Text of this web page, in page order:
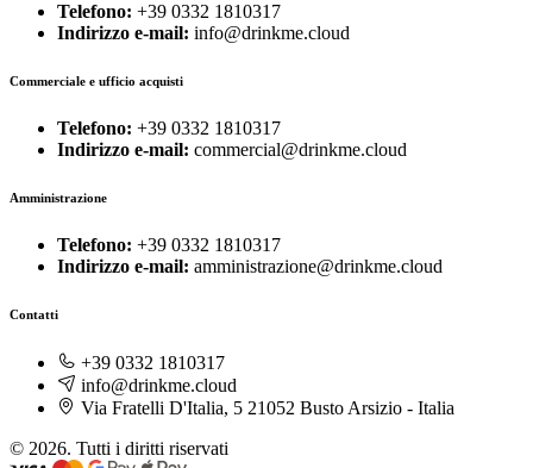
Telefono: +39 0332 1810317
Indirizzo e-mail: info@drinkme.cloud
Commerciale e ufficio acquisti
Telefono: +39 0332 1810317
Indirizzo e-mail: commercial@drinkme.cloud
Amministrazione
Telefono: +39 0332 1810317
Indirizzo e-mail: amministrazione@drinkme.cloud
Contatti
+39 0332 1810317
info@drinkme.cloud
Via Fratelli D'Italia, 5 21052 Busto Arsizio - Italia
© 2026. Tutti i diritti riservati